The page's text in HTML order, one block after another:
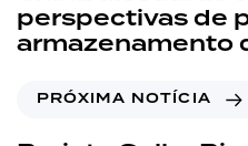
perspectivas de
armazenamento
PRÓXIMA NOTÍCIA